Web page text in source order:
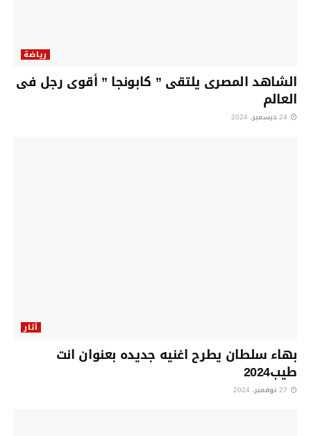
رياضة
الشاهد المصرى يلتقى ” كابونجا ” أقوى رجل فى
العالم
أثار
بهاء سلطان يطرح اغنيه جديده بعنوان انت
طيب2024